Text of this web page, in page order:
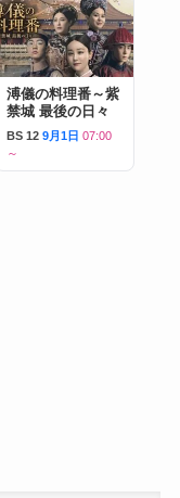
溥儀の料理番～紫
禁城 最後の日々
BS 12 9月1日 07:00
～